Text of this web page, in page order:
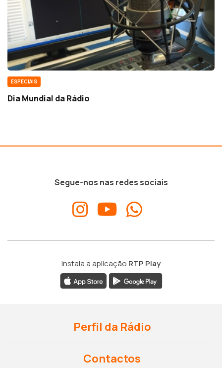
ESPECIAIS
Dia Mundial da Rádio
Segue-nos nas redes sociais
Instala a aplicação RTP Play
Perfil da Rádio
Contactos